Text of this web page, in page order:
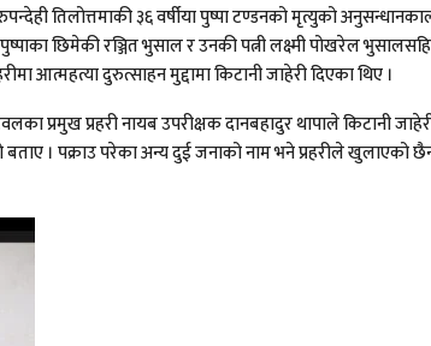
तिलोत्तमाकी ३६ वर्षीया पुष्पा टण्डनको मृत्युको
छिमेकी रञ्जित भुसाल र उनकी पत्नी लक्ष्मी पोखरेल
आत्महत्या दुरुत्साहन मुद्दामा किटानी जाहेरी दिएका थिए ।
प्रमुख प्रहरी नायब उपरीक्षक दानबहादुर थापाले किटानी
बताए । पक्राउ परेका अन्य दुई जनाको नाम भने प्रहरीले